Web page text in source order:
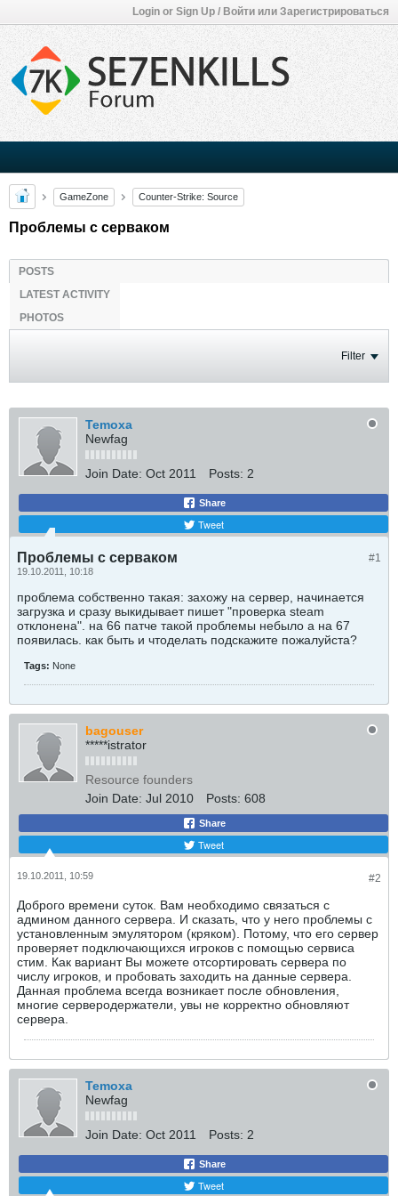
Login or Sign Up / Войти или Зарегистрироваться
GameZone Counter-Strike: Source
Проблемы с серваком
POSTS
LATEST ACTIVITY
PHOTOS
Filter
Temoxa
Newfag
Join Date: Oct 2011 Posts: 2
Share
Tweet
#1
Проблемы с серваком
19.10.2011, 10:18
проблема собственно такая: захожу на сервер, начинается
загрузка и сразу выкидывает пишет "проверка steam
отклонена". на 66 патче такой проблемы небыло а на 67
появилась. как быть и чтоделать подскажите пожалуйста?
Tags: None
bagouser
*****istrator
Resource founders
Join Date: Jul 2010 Posts: 608
Share
Tweet
#2
19.10.2011, 10:59
Доброго времени суток. Вам необходимо связаться с
админом данного сервера. И сказать, что у него проблемы с
установленным эмулятором (кряком). Потому, что его сервер
проверяет подключающихся игроков с помощью сервиса
стим. Как вариант Вы можете отсортировать сервера по
числу игроков, и пробовать заходить на данные сервера.
Данная проблема всегда возникает после обновления,
многие серверодержатели, увы не корректно обновляют
сервера.
Temoxa
Newfag
Join Date: Oct 2011 Posts: 2
Share
Tweet